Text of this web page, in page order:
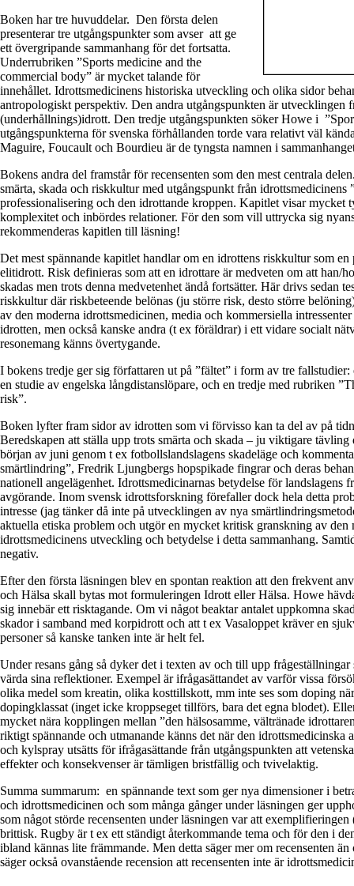
Boken har tre huvuddelar. Den första delen
presenterar tre utgångspunkter som avser att ge
ett övergripande sammanhang för det fortsatta.
Underrubriken ”Sports medicine and the
commercial body” är mycket talande för
innehållet. Idrottsmedicinens historiska utveckling och olika sidor
antropologiskt perspektiv. Den andra utgångspunkten är utvecklingen
(underhållnings)idrott. Den tredje utgångspunkten söker Howe i
utgångspunkterna för svenska förhållanden torde vara relativt väl
Maguire, Foucault och Bourdieu är de tyngsta namnen i
Bokens andra del framstår för recensenten som den mest centrala
smärta, skada och riskkultur med utgångspunkt från idrottsmedicinens
professionalisering och den idrottande kroppen. Kapitlet visar mycket
komplexitet och inbördes relationer. För den som vill uttrycka sig
rekommenderas kapitlen till läsning!
Det mest spännande kapitlet handlar om en idrottens riskkultur som
elitidrott. Risk definieras som att en idrottare är medveten om att han/
skadas men trots denna medvetenhet ändå fortsätter. Här drivs sedan
riskkultur där riskbeteende belönas (ju större risk, desto större
av den moderna idrottsmedicinen, media och kommersiella
idrotten, men också kanske andra (t ex föräldrar) i ett vidare socialt
resonemang känns övertygande.
I bokens tredje ger sig författaren ut på ”fältet” i form av tre
en studie av engelska långdistanslöpare, och en tredje med rubriken
risk”.
Boken lyfter fram sidor av idrotten som vi förvisso kan ta del av på
Beredskapen att ställa upp trots smärta och skada – ju viktigare
början av juni genom t ex fotbollslandslagens skadeläge och
smärtlindring”, Fredrik Ljungbergs hopspikade fingrar och deras
nationell angelägenhet. Idrottsmedicinarnas betydelse för landslagens
avgörande. Inom svensk idrottsforskning förefaller dock hela detta
intresse (jag tänker då inte på utvecklingen av nya
aktuella etiska problem och utgör en mycket kritisk granskning av den
idrottsmedicinens utveckling och betydelse i detta sammanhang.
negativ.
Efter den första läsningen blev en spontan reaktion att den frekvent
och Hälsa skall bytas mot formuleringen Idrott eller Hälsa. Howe
sig innebär ett risktagande. Om vi något beaktar antalet uppkomna
skador i samband med korpidrott och att t ex Vasaloppet kräver en
personer så kanske tanken inte är helt fel.
Under resans gång så dyker det i texten av och till upp
värda sina reflektioner. Exempel är ifrågasättandet av varför vissa
olika medel som kreatin, olika kosttillskott, mm inte ses som doping
dopingklassat (inget icke kroppseget tillförs, bara det egna blodet).
mycket nära kopplingen mellan ”den hälsosamme, vältränade
riktigt spännande och utmanande känns det när den idrottsmedicinska
och kylspray utsätts för ifrågasättande från utgångspunkten att
effekter och konsekvenser är tämligen bristfällig och tvivelaktig.
Summa summarum: en spännande text som ger nya dimensioner i
och idrottsmedicinen och som många gånger under läsningen ger
som något störde recensenten under läsningen var att
brittisk. Rugby är t ex ett ständigt återkommande tema och för den i
ibland kännas lite främmande. Men detta säger mer om recensenten
säger också ovanstående recension att recensenten inte är